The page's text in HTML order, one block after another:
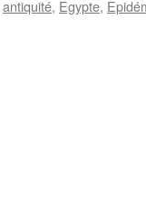
antiquité, Egypte,